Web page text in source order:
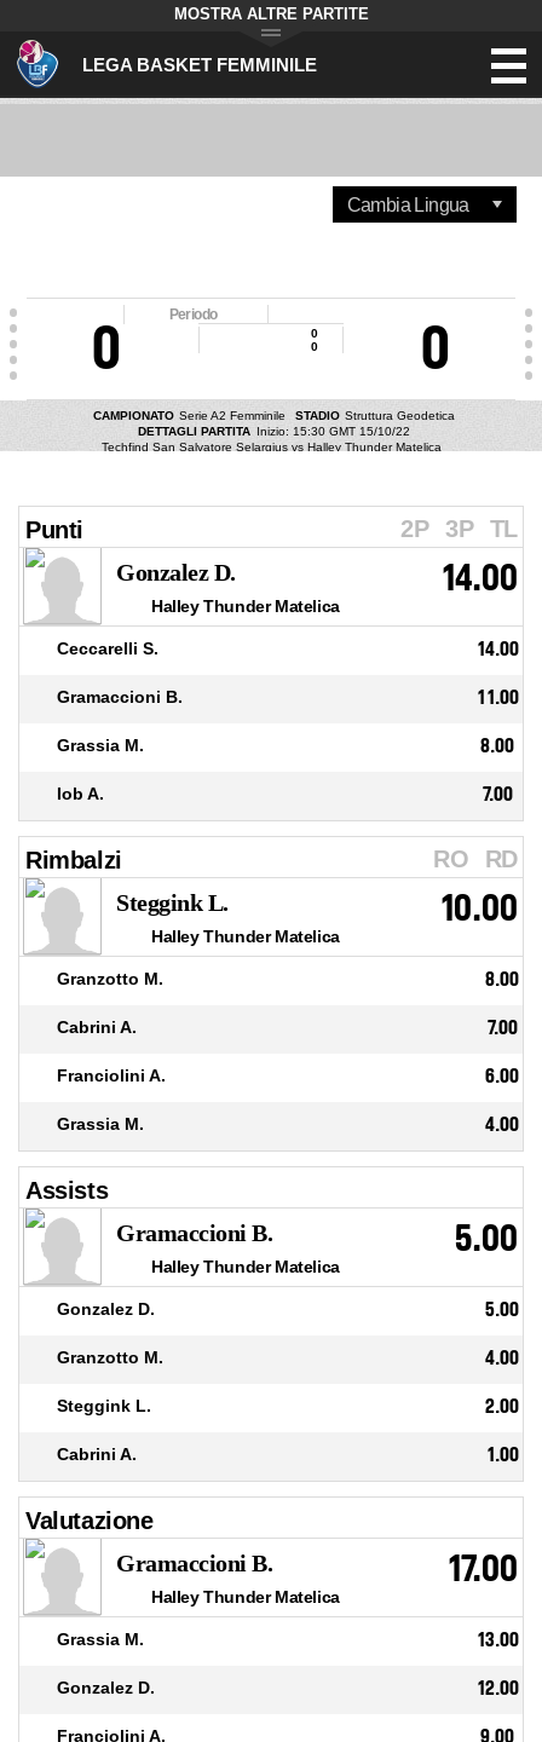
LEGA BASKET FEMMINILE
MOSTRA ALTRE PARTITE
0
Periodo
0
0
0
CAMPIONATO Serie A2 Femminile STADIO Struttura Geodetica
DETTAGLI PARTITA Inizio: 15:30 GMT 15/10/22
Techfind San Salvatore Selargius vs Halley Thunder Matelica
Punti 2P 3P TL
Halley Thunder Matelica
Gonzalez D. 14.00
Ceccarelli S. 14.00
Gramaccioni B. 11.00
Grassia M. 8.00
Iob A. 7.00
Rimbalzi RO RD
Halley Thunder Matelica
Steggink L. 10.00
Granzotto M. 8.00
Cabrini A. 7.00
Franciolini A. 6.00
Grassia M. 4.00
Assists
Halley Thunder Matelica
Gramaccioni B. 5.00
Gonzalez D. 5.00
Granzotto M. 4.00
Steggink L. 2.00
Cabrini A. 1.00
Valutazione
Halley Thunder Matelica
Gramaccioni B. 17.00
Grassia M. 13.00
Gonzalez D. 12.00
Franciolini A. 9.00